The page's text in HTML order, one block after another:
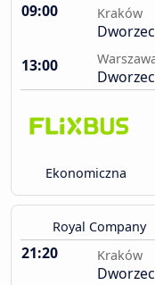
09:00 Kraków
13:00
Ekonomiczna
Royal Company
21:20 Kraków